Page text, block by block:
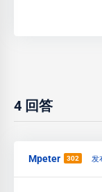
4 回答
Mpeter 302 发